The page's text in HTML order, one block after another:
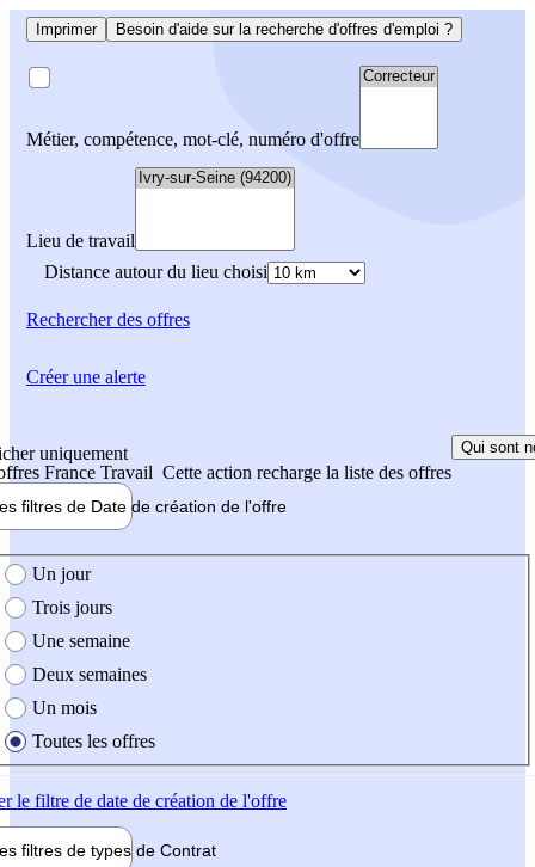
Imprimer Besoin d'aide sur la recherche d'offres d'emploi ?
Métier, compétence, mot-clé, numéro d'offre
Lieu de travail
Distance autour du lieu choisi
Rechercherdes offres
uniquement
France Travail Cette action recharge la liste des offres
Qui sont
filtres de Date de création de l'offre
création de l'offre
Un jour
Trois jours
Une semaine
Deux semaines
Un mois
Toutes les offres
le filtre de date de création de l'offre
filtres de types de Contrat
Créer une alerte